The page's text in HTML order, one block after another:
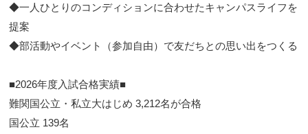
◆一人ひとりのコンディションに合わせたキャンパスライフを
提案​
◆部活動やイベント（参加自由）で友だちとの思い出をつくる​
■2026年度入試合格実績■​​
難関国公立・私立大はじめ 3,212名が合格
​ 国公立 139名​